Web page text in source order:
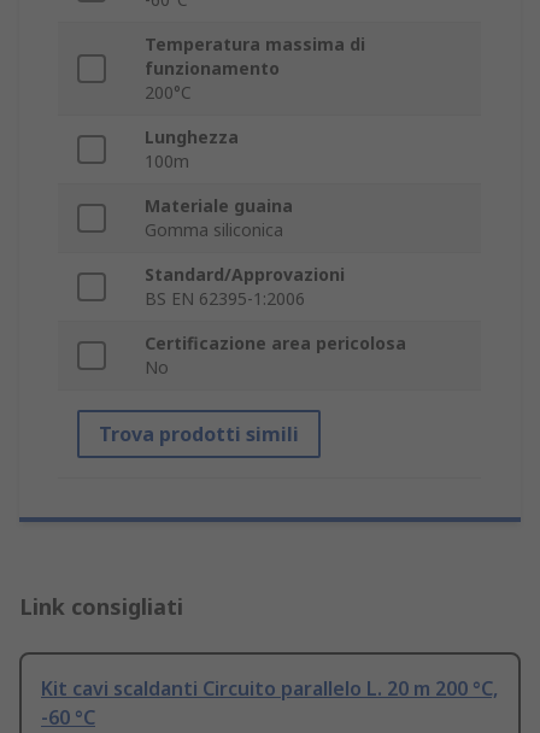
Temperatura massima di
funzionamento
200°C
Lunghezza
100m
Materiale guaina
Gomma siliconica
Standard/Approvazioni
BS EN 62395-1:2006
Certificazione area pericolosa
No
Trova prodotti simili
Link consigliati
Kit cavi scaldanti Circuito parallelo L. 20 m 200 °C,
-60 °C